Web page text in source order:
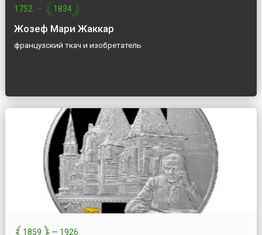
1752 — 1834
Жозеф Мари Жаккар
французский ткач и изобретатель
1859 — 1926